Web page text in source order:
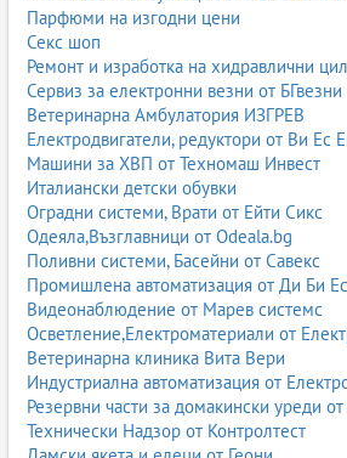
Парфюми на изгодни цени
Секс шоп
Ремонт и изработка на хидравлични
Сервиз за електронни везни от БГвезни
Ветеринарна Амбулатория ИЗГРЕВ
Електродвигатели, редуктори от Ви Ес
Машини за ХВП от Техномаш Инвест
Италиански детски обувки
Оградни системи, Врати от Ейти Сикс
Одеяла,Възглавници от Odeala.bg
Поливни системи, Басейни от Савекс
Промишлена автоматизация от Ди Би
Видеонаблюдение от Марев системс
Осветление,Електроматериали от
Ветеринарна клиника Вита Вери
Индустриална автоматизация от
Резервни части за домакински уреди
Технически Надзор от Контролтест